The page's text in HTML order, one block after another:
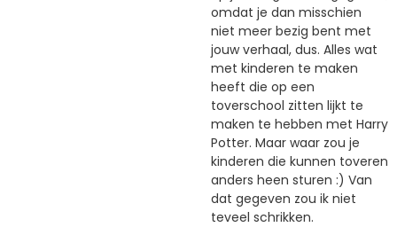
omdat je dan misschien
niet meer bezig bent met
jouw verhaal, dus. Alles wat
met kinderen te maken
heeft die op een
toverschool zitten lijkt te
maken te hebben met Harry
Potter. Maar waar zou je
kinderen die kunnen toveren
anders heen sturen :) Van
dat gegeven zou ik niet
teveel schrikken.